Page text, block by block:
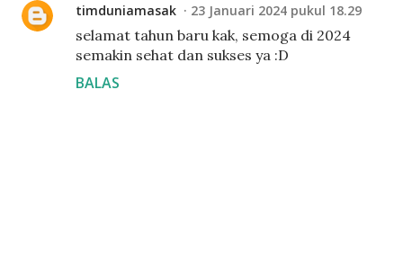
timduniamasak 23 Januari 2024 pukul 18.29
selamat tahun baru kak, semoga di 2024
semakin sehat dan sukses ya :D
BALAS